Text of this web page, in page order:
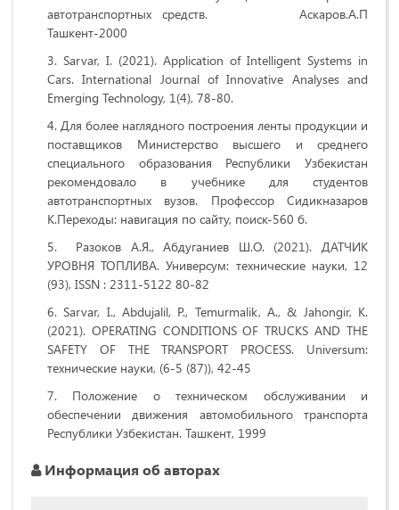
автотранспортных средств. Аскаров.A.П
Ташкент-2000
Sarvar, I. (2021). Application of Intelligent Systems in
Cars. International Journal of Innovative Analyses and
Emerging Technology, 1(4), 78-80.
Для более наглядного построения ленты продукции и
поставщиков Министерство высшего и среднего
специального образования Республики Узбекистан
рекомендовало в учебнике для студентов
автотранспортных вузов. Профессор Сидикназаров
К.Переходы: навигация по сайту, поиск-560 б.
Разоков А.Я., Абдуганиев Ш.О. (2021). ДАТЧИК
УРОВНЯ ТОПЛИВА. Универсум: технические науки, 12
(93), ISSN : 2311-5122 80-82
Sarvar, I., Abdujalil, P., Temurmalik, A., & Jahongir, K.
(2021). ОPERATING CONDITIONS OF TRUCKS AND THE
SAFETY OF THE TRANSPORT PROCESS. Universum:
технические науки, (6-5 (87)), 42-45
Положение о техническом обслуживании и
обеспечении движения автомобильного транспорта
Республики Узбекистан. Ташкент, 1999
Информация об авторах